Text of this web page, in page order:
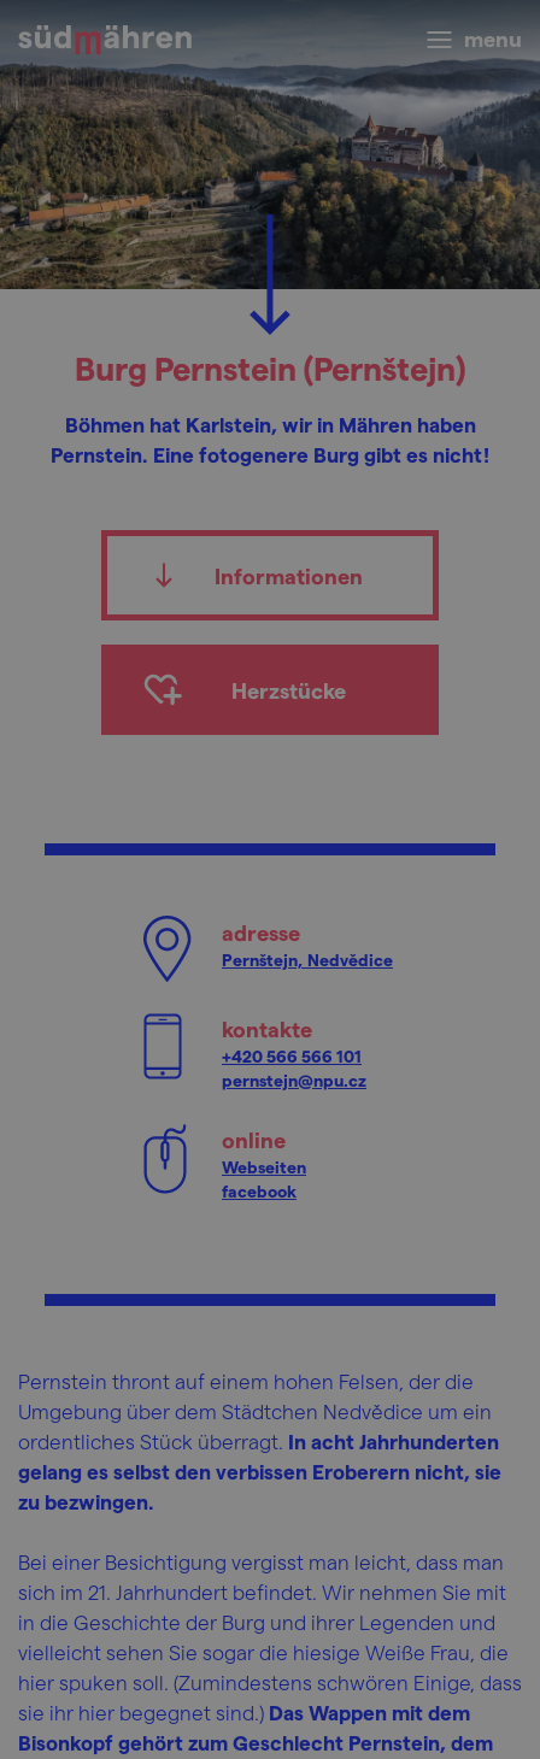
menu
Burg Pernstein (Pernštejn)
Böhmen hat Karlstein, wir in Mähren haben
Pernstein. Eine fotogenere Burg gibt es nicht!
Informationen
Herzstücke
adresse
Pernštejn, Nedvědice
kontakte
+420 566 566 101
pernstejn@npu.cz
online
Webseiten
facebook
Pernstein thront auf einem hohen Felsen, der die
Umgebung über dem Städtchen Nedvědice um ein
ordentliches Stück überragt. In acht Jahrhunderten
gelang es selbst den verbissen Eroberern nicht, sie
zu bezwingen.
Bei einer Besichtigung vergisst man leicht, dass man
sich im 21. Jahrhundert befindet. Wir nehmen Sie mit
in die Geschichte der Burg und ihrer Legenden und
vielleicht sehen Sie sogar die hiesige Weiße Frau, die
hier spuken soll. (Zumindestens schwören Einige, dass
sie ihr hier begegnet sind.) Das Wappen mit dem
Bisonkopf gehört zum Geschlecht Pernstein, dem